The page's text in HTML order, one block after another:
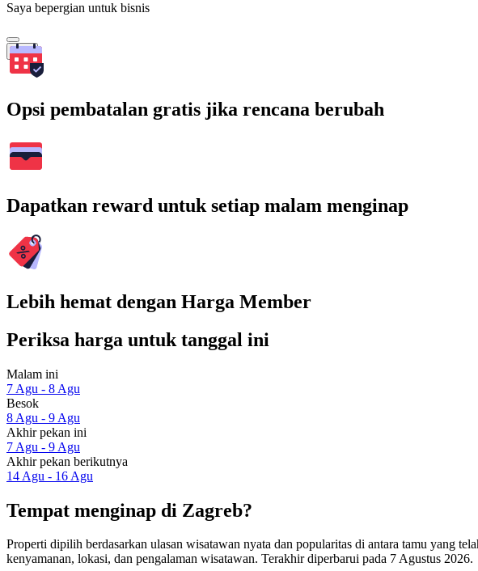
Saya bepergian untuk bisnis
Cari
Opsi pembatalan gratis jika rencana berubah
Dapatkan reward untuk setiap malam menginap
Lebih hemat dengan Harga Member
Periksa harga untuk tanggal ini
Malam ini
7 Agu - 8 Agu
Besok
8 Agu - 9 Agu
Akhir pekan ini
7 Agu - 9 Agu
Akhir pekan berikutnya
14 Agu - 16 Agu
Tempat menginap di Zagreb?
Properti dipilih berdasarkan ulasan wisatawan nyata dan popularitas di antara tamu yang
kenyamanan, lokasi, dan pengalaman wisatawan. Terakhir diperbarui pada 7 Agustus 2026.